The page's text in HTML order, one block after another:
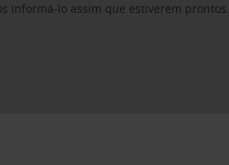
informá-lo assim que estiverem prontos.